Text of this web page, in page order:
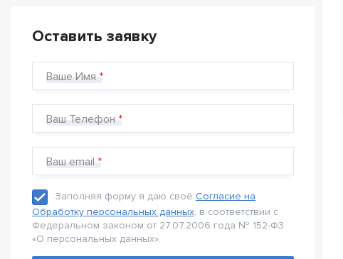
Оставить заявку
Ваше Имя
Ваш Телефон
Ваш email
Заполняя форму я даю своё Согласие на
Обработку персональных данных, в соответствии с
Федеральном законом от 27.07.2006 года № 152-Ф3
«О персональных данных».